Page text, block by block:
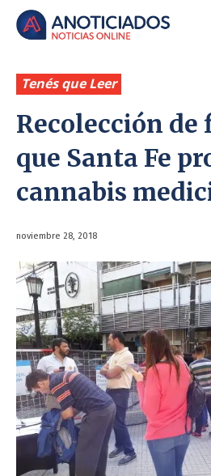
Tenés que Leer
Recolección
que Santa Fe
cannabis
noviembre 28, 2018